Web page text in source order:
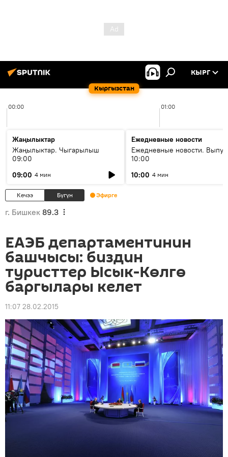
Кыргызстан
КЫРГ
00:00 01:00
Жаңылыктар
Жаңылыктар. Чыгарылыш
09:00
09:00 4 мин
Ежедневные новости
Ежедневные новости.
10:00
10:00 4 мин
Кечээ Бүгүн Эфирге
г. Бишкек 89.3
ЕАЭБ департаментинин
башчысы: биздин
туристтер Ысык-Көлгө
баргылары келет
11:07 28.02.2015